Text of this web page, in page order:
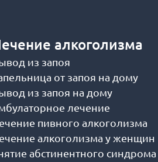
алкоголизма
из запоя
от запоя на дому
из запоя на дому
лечение
пивного алкоголизма
алкоголизма у женщин
абстинентного синдрома